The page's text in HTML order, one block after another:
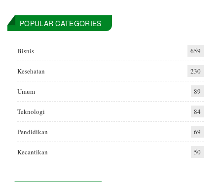
POPULAR CATEGORIES
Bisnis 659
Kesehatan 230
Umum 89
Teknologi 84
Pendidikan 69
Kecantikan 50